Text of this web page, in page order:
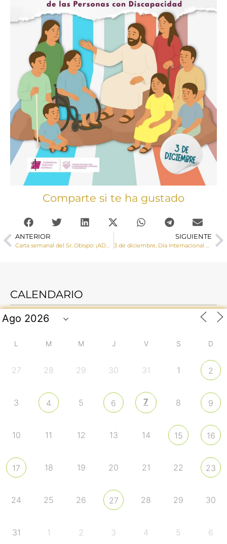
Comparte si te ha gustado
ANTERIOR SIGUIENTE
CALENDARIO
L M M J V S D
27 28 29 30 31 1 2
3 4 5 6 7 8 9
10 11 12 13 14 15 16
17 18 19 20 21 22 23
24 25 26 27 28 29 30
31 1 2 3 4 5 6